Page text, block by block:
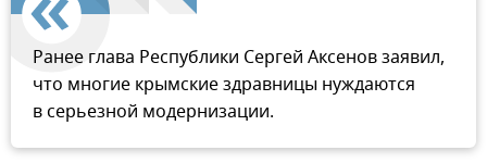
Ранее глава Республики Сергей Аксенов заявил,
что многие крымские здравницы нуждаются
в серьезной модернизации.